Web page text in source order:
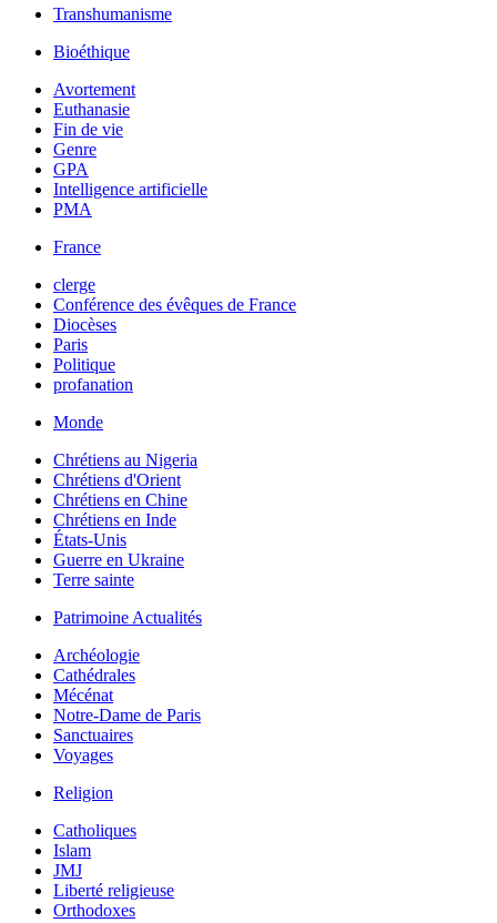
Transhumanisme
Bioéthique
Avortement
Euthanasie
Fin de vie
Genre
GPA
Intelligence artificielle
PMA
France
clerge
Conférence des évêques de France
Diocèses
Paris
Politique
profanation
Monde
Chrétiens au Nigeria
Chrétiens d'Orient
Chrétiens en Chine
Chrétiens en Inde
États-Unis
Guerre en Ukraine
Terre sainte
Patrimoine Actualités
Archéologie
Cathédrales
Mécénat
Notre-Dame de Paris
Sanctuaires
Voyages
Religion
Catholiques
Islam
JMJ
Liberté religieuse
Orthodoxes